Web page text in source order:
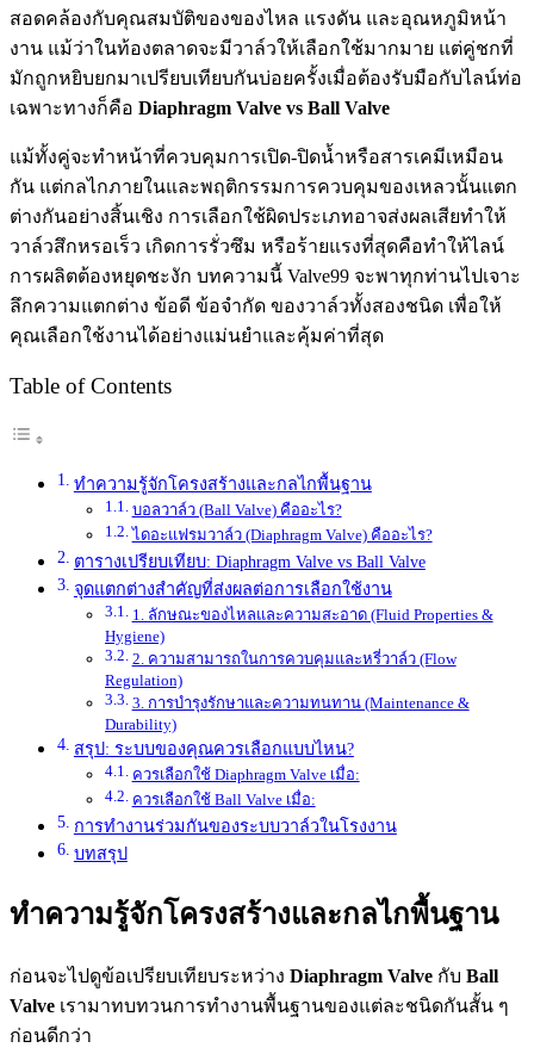
สอดคล้องกับคุณสมบัติของของไหล แรงดัน และอุณหภูมิหน้า
งาน แม้ว่าในท้องตลาดจะมีวาล์วให้เลือกใช้มากมาย แต่คู่ชกที่
มักถูกหยิบยกมาเปรียบเทียบกันบ่อยครั้งเมื่อต้องรับมือกับไลน์ท่อ
เฉพาะทางก็คือ Diaphragm Valve vs Ball Valve
แม้ทั้งคู่จะทำหน้าที่ควบคุมการเปิด-ปิดน้ำหรือสารเคมีเหมือน
กัน แต่กลไกภายในและพฤติกรรมการควบคุมของเหลวนั้นแตก
ต่างกันอย่างสิ้นเชิง การเลือกใช้ผิดประเภทอาจส่งผลเสียทำให้
วาล์วสึกหรอเร็ว เกิดการรั่วซึม หรือร้ายแรงที่สุดคือทำให้ไลน์
การผลิตต้องหยุดชะงัก บทความนี้ Valve99 จะพาทุกท่านไปเจาะ
ลึกความแตกต่าง ข้อดี ข้อจำกัด ของวาล์วทั้งสองชนิด เพื่อให้
คุณเลือกใช้งานได้อย่างแม่นยำและคุ้มค่าที่สุด
Table of Contents
ทำความรู้จักโครงสร้างและกลไกพื้นฐาน
บอลวาล์ว (Ball Valve) คืออะไร?
ไดอะแฟรมวาล์ว (Diaphragm Valve) คืออะไร?
ตารางเปรียบเทียบ: Diaphragm Valve vs Ball Valve
จุดแตกต่างสำคัญที่ส่งผลต่อการเลือกใช้งาน
1. ลักษณะของไหลและความสะอาด (Fluid Properties &
Hygiene)
2. ความสามารถในการควบคุมและหรี่วาล์ว (Flow
Regulation)
3. การบำรุงรักษาและความทนทาน (Maintenance &
Durability)
สรุป: ระบบของคุณควรเลือกแบบไหน?
ควรเลือกใช้ Diaphragm Valve เมื่อ:
ควรเลือกใช้ Ball Valve เมื่อ:
การทำงานร่วมกันของระบบวาล์วในโรงงาน
บทสรุป
ทำความรู้จักโครงสร้างและกลไกพื้นฐาน
ก่อนจะไปดูข้อเปรียบเทียบระหว่าง Diaphragm Valve กับ Ball
Valve เรามาทบทวนการทำงานพื้นฐานของแต่ละชนิดกันสั้น ๆ
ก่อนดีกว่า